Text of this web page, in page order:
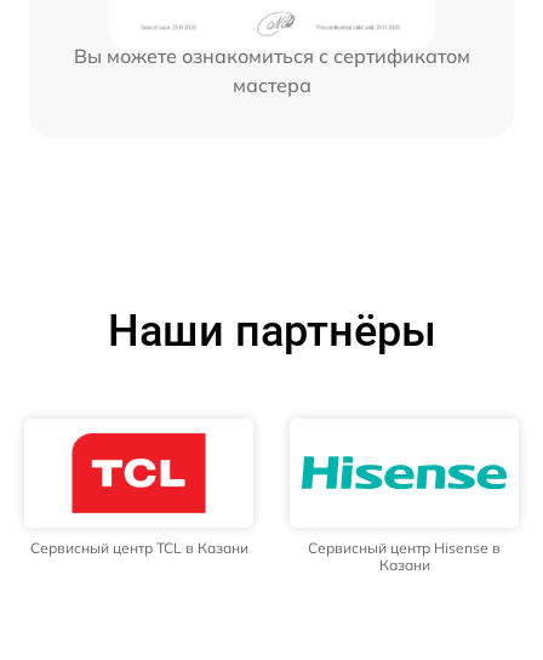
Вы можете ознакомиться с сертификатом
мастера
Наши партнёры
Сервисный центр TCL в Казани
Сервисный центр Hisense в
Казани